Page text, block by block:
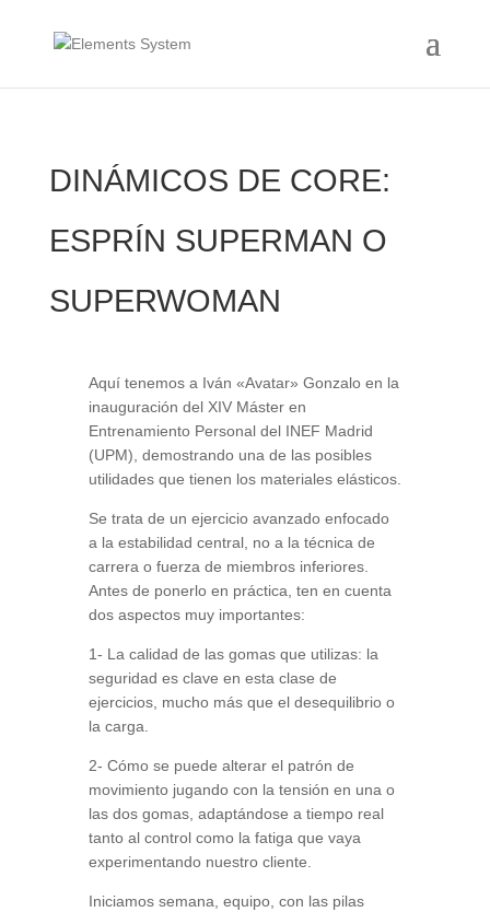
DINÁMICOS DE CORE:
ESPRÍN SUPERMAN O
SUPERWOMAN
Aquí tenemos a Iván «Avatar» Gonzalo en la
inauguración del XIV Máster en
Entrenamiento Personal del INEF Madrid
(UPM), demostrando una de las posibles
utilidades que tienen los materiales elásticos.
Se trata de un ejercicio avanzado enfocado
a la estabilidad central, no a la técnica de
carrera o fuerza de miembros inferiores.
Antes de ponerlo en práctica, ten en cuenta
dos aspectos muy importantes:
1- La calidad de las gomas que utilizas: la
seguridad es clave en esta clase de
ejercicios, mucho más que el desequilibrio o
la carga.
2- Cómo se puede alterar el patrón de
movimiento jugando con la tensión en una o
las dos gomas, adaptándose a tiempo real
tanto al control como la fatiga que vaya
experimentando nuestro cliente.
Iniciamos semana, equipo, con las pilas